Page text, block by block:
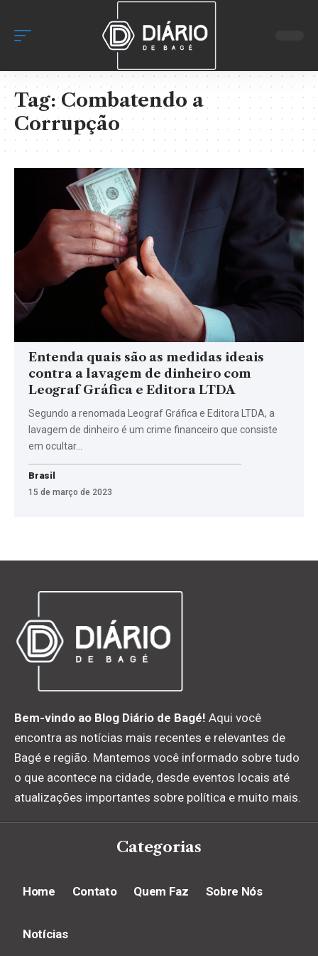
Tag:Combatendo a
Corrupção
Entenda quais são as medidas ideais
contra a lavagem de dinheiro com
Leograf Gráfica e Editora LTDA
Segundo a renomada Leograf Gráfica e Editora LTDA, a
lavagem de dinheiro é um crime financeiro que consiste
em ocultar…
Brasil
15 de março de 2023
Bem-vindo ao Blog Diário de Bagé! Aqui você
encontra as notícias mais recentes e relevantes de
Bagé e região. Mantemos você informado sobre tudo
o que acontece na cidade, desde eventos locais até
atualizações importantes sobre política e muito mais.
Categorias
Home Contato Quem Faz Sobre Nós
Notícias